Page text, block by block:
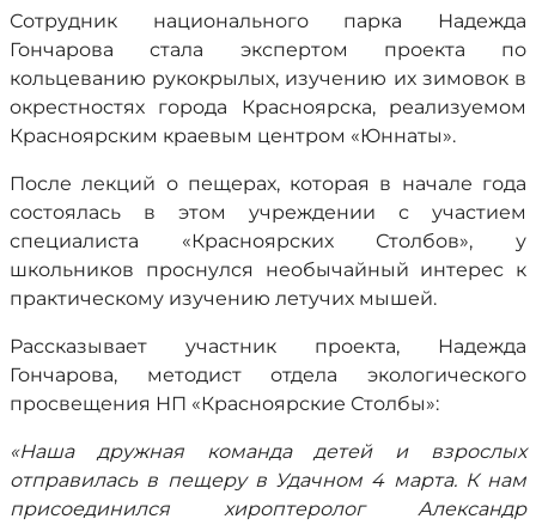
Сотрудник национального парка Надежда
Гончарова стала экспертом проекта по
кольцеванию рукокрылых, изучению их зимовок в
окрестностях города Красноярска, реализуемом
Красноярским краевым центром «Юннаты».
После лекций о пещерах, которая в начале года
состоялась в этом учреждении с участием
специалиста «Красноярских Столбов», у
школьников проснулся необычайный интерес к
практическому изучению летучих мышей.
Рассказывает участник проекта, Надежда
Гончарова, методист отдела экологического
просвещения НП «Красноярские Столбы»:
«Наша дружная команда детей и взрослых
отправилась в пещеру в Удачном 4 марта. К нам
присоединился хироптеролог Александр